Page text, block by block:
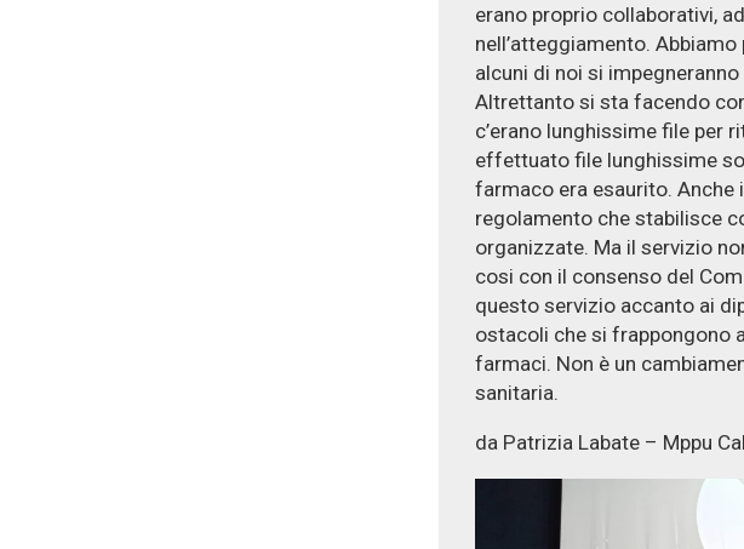
erano proprio collaborativi,
nell’atteggiamento.
alcuni di noi si
Altrettanto si sta facendo
c’erano lunghissime file per
effettuato file lunghissime
farmaco era esaurito.
regolamento che stabilisce
organizzate. Ma il servizio
cosi con il consenso del
questo servizio accanto ai
ostacoli che si frappongono
farmaci. Non è un
sanitaria.
da Patrizia Labate – Mppu